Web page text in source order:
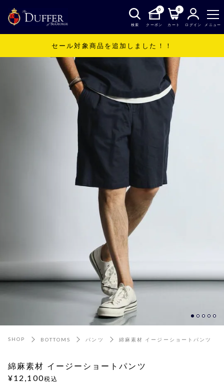
検索
0
クーポン
0
カート ログイン メニュー
セール対象商品を追加しました！！
SHOP BOTTOMS パンツ 綿麻素材 イージーショートパンツ
綿麻素材 イージーショートパンツ
¥12,100税込